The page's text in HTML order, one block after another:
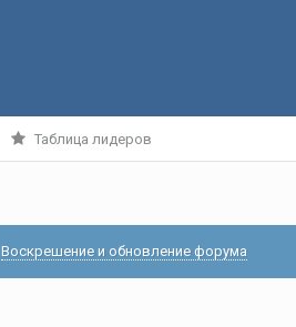
Таблица лидеров
Воскрешение и обновление форума